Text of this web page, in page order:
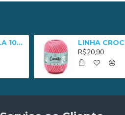
LINHA CROCHE CAMILA 1000 - 01005
R$20,90